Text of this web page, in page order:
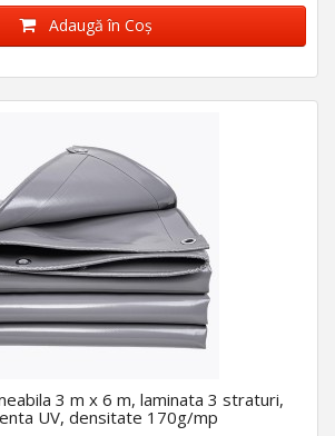
Adaugă în Coş
3 m x 6 m, laminata 3 straturi,
UV, densitate 170g/mp